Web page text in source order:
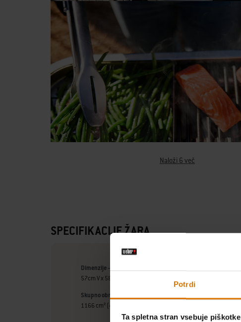
Potrdi
Ta spletna stran vsebuje piškotke
Naloži 6 več
SPECIFIKACIJE ŽARA
Dimenzije – odprt pokrov (centimetri)
57cm V x 58.50cm Š x 45.50cm D
Skupno območje za peko (centimetri)
1166 cm² (43 x 28)